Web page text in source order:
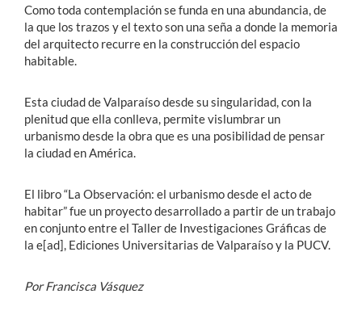
Como toda contemplación se funda en una abundancia, de
la que los trazos y el texto son una seña a donde la memoria
del arquitecto recurre en la construcción del espacio
habitable.
Esta ciudad de Valparaíso desde su singularidad, con la
plenitud que ella conlleva, permite vislumbrar un
urbanismo desde la obra que es una posibilidad de pensar
la ciudad en América.
El libro “La Observación: el urbanismo desde el acto de
habitar” fue un proyecto desarrollado a partir de un trabajo
en conjunto entre el Taller de Investigaciones Gráficas de
la e[ad], Ediciones Universitarias de Valparaíso y la PUCV.
Por Francisca Vásquez